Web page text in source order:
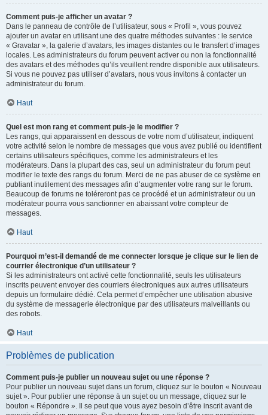
Comment puis-je afficher un avatar ?
Dans le panneau de contrôle de l’utilisateur, sous « Profil », vous pouvez
ajouter un avatar en utilisant une des quatre méthodes suivantes : le service
« Gravatar », la galerie d’avatars, les images distantes ou le transfert d’images
locales. Les administrateurs du forum peuvent activer ou non la fonctionnalité
des avatars et des méthodes qu’ils veuillent rendre disponible aux utilisateurs.
Si vous ne pouvez pas utiliser d’avatars, nous vous invitons à contacter un
administrateur du forum.
Haut
Quel est mon rang et comment puis-je le modifier ?
Les rangs, qui apparaissent en dessous de votre nom d’utilisateur, indiquent
votre activité selon le nombre de messages que vous avez publié ou identifient
certains utilisateurs spécifiques, comme les administrateurs et les
modérateurs. Dans la plupart des cas, seul un administrateur du forum peut
modifier le texte des rangs du forum. Merci de ne pas abuser de ce système en
publiant inutilement des messages afin d’augmenter votre rang sur le forum.
Beaucoup de forums ne toléreront pas ce procédé et un administrateur ou un
modérateur pourra vous sanctionner en abaissant votre compteur de
messages.
Haut
Pourquoi m’est-il demandé de me connecter lorsque je clique sur le lien de
courrier électronique d’un utilisateur ?
Si les administrateurs ont activé cette fonctionnalité, seuls les utilisateurs
inscrits peuvent envoyer des courriers électroniques aux autres utilisateurs
depuis un formulaire dédié. Cela permet d’empêcher une utilisation abusive
du système de messagerie électronique par des utilisateurs malveillants ou
des robots.
Haut
Problèmes de publication
Comment puis-je publier un nouveau sujet ou une réponse ?
Pour publier un nouveau sujet dans un forum, cliquez sur le bouton « Nouveau
sujet ». Pour publier une réponse à un sujet ou un message, cliquez sur le
bouton « Répondre ». Il se peut que vous ayez besoin d’être inscrit avant de